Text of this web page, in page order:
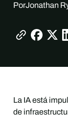
PorJonathan
La IA está
de